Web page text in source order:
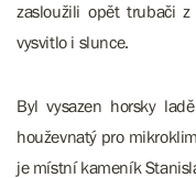
zasloužili opět trubači
vysvitlo i slunce.
Byl vysazen horsky
houževnatý pro
je místní kameník